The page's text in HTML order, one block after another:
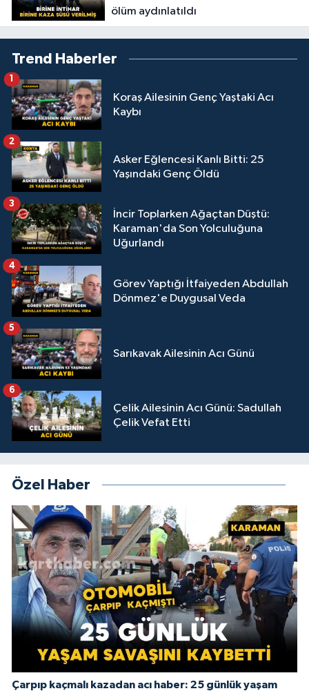
ölüm aydınlatıldı
Trend Haberler
Koraş Ailesinin Genç Yaştaki Acı
Kaybı
1
Asker Eğlencesi Kanlı Bitti: 25
Yaşındaki Genç Öldü
2
İncir Toplarken Ağaçtan Düştü:
Karaman'da Son Yolculuğuna
Uğurlandı
3
Görev Yaptığı İtfaiyeden Abdullah
Dönmez'e Duygusal Veda
4
Sarıkavak Ailesinin Acı Günü
5
Çelik Ailesinin Acı Günü: Sadullah
Çelik Vefat Etti
6
Özel Haber
Çarpıp kaçmalı kazadan acı haber: 25 günlük yaşam